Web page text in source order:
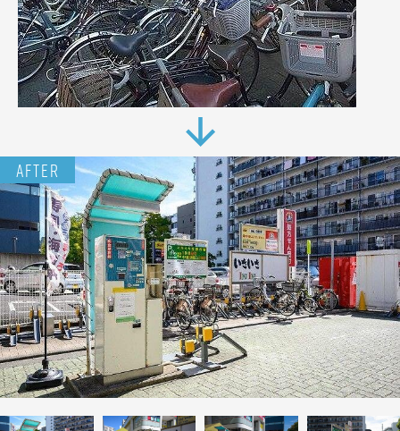
わ
せ・
資料
請求
0
0
-
3
1
9
6
-
8
6
AFTER